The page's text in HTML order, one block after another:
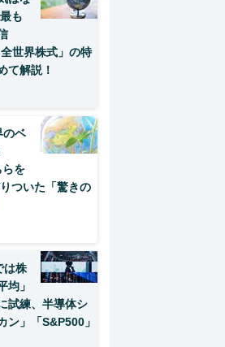
も
世界株式」の特
て解説！
のベ
らを
ついた「驚きの
は株
均」
試練、半導体シ
ン」「S&P500」